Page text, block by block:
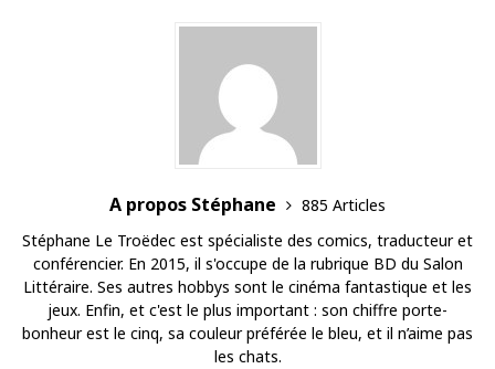
A propos Stéphane
885 Articles
Stéphane Le Troëdec est spécialiste des comics, traducteur et
conférencier. En 2015, il s'occupe de la rubrique BD du Salon
Littéraire. Ses autres hobbys sont le cinéma fantastique et les
jeux. Enfin, et c'est le plus important : son chiffre porte-
bonheur est le cinq, sa couleur préférée le bleu, et il n’aime pas
les chats.